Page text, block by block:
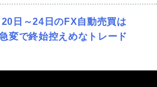
日～24日のFX自動売買は
変で終始控えめなトレード